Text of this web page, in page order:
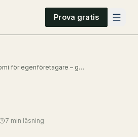
Prova gratis
Ekonomi för egenföretagare – grunderna du behöver
7 min läsning